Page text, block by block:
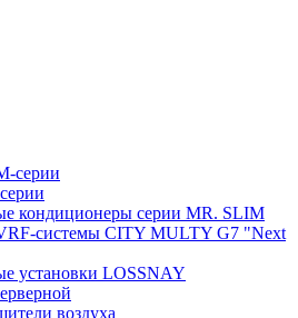
серии
кондиционеры серии MR. SLIM
системы CITY MULTY G7 "Next
установки LOSSNAY
воздуха